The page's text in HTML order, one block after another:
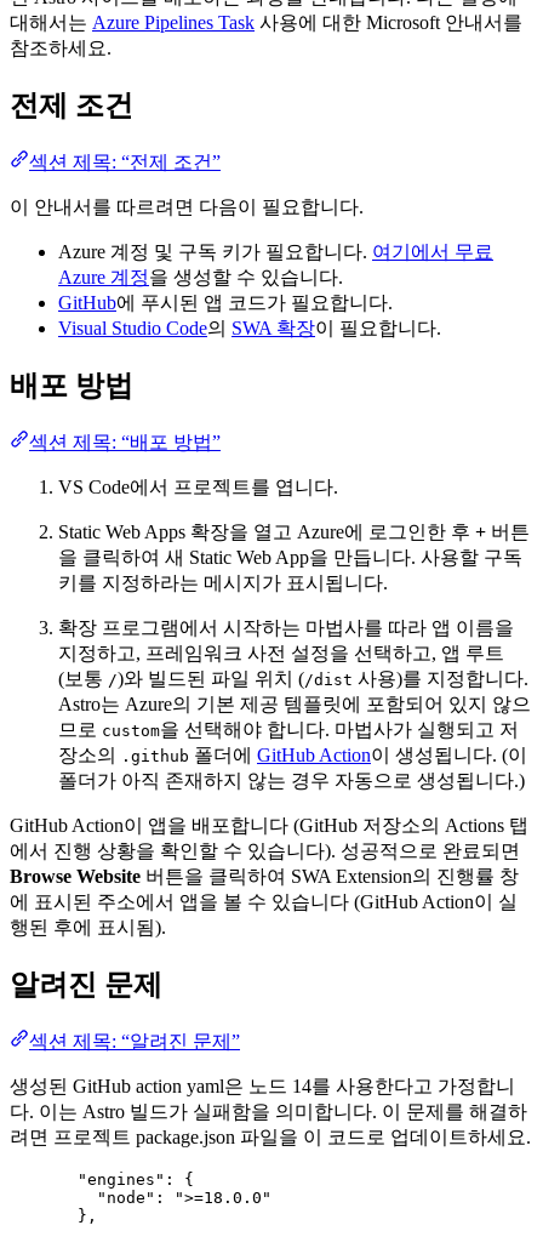
대해서는 Azure Pipelines Task 사용에 대한 Microsoft 안내서를
참조하세요.
전제 조건
섹션 제목: “전제 조건”
이 안내서를 따르려면 다음이 필요합니다.
Azure 계정 및 구독 키가 필요합니다. 여기에서 무료
Azure 계정을 생성할 수 있습니다.
GitHub에 푸시된 앱 코드가 필요합니다.
Visual Studio Code의 SWA 확장이 필요합니다.
배포 방법
섹션 제목: “배포 방법”
VS Code에서 프로젝트를 엽니다.
Static Web Apps 확장을 열고 Azure에 로그인한 후 + 버튼
을 클릭하여 새 Static Web App을 만듭니다. 사용할 구독
키를 지정하라는 메시지가 표시됩니다.
확장 프로그램에서 시작하는 마법사를 따라 앱 이름을
지정하고, 프레임워크 사전 설정을 선택하고, 앱 루트
(보통 /)와 빌드된 파일 위치 (/dist 사용)를 지정합니다.
Astro는 Azure의 기본 제공 템플릿에 포함되어 있지 않으
므로 custom을 선택해야 합니다. 마법사가 실행되고 저
장소의
.github 폴더에 GitHub Action이 생성됩니다. (이
폴더가 아직 존재하지 않는 경우 자동으로 생성됩니다.)
GitHub Action이 앱을 배포합니다 (GitHub 저장소의 Actions 탭
에서 진행 상황을 확인할 수 있습니다). 성공적으로 완료되면
Browse Website 버튼을 클릭하여 SWA Extension의 진행률 창
에 표시된 주소에서 앱을 볼 수 있습니다 (GitHub Action이 실
행된 후에 표시됨).
알려진 문제
섹션 제목: “알려진 문제”
생성된 GitHub action yaml은 노드 14를 사용한다고 가정합니
다. 이는 Astro 빌드가 실패함을 의미합니다. 이 문제를 해결하
려면 프로젝트 package.json 파일을 이 코드로 업데이트하세요.
"engines": {
"node": ">=18.0.0"
},